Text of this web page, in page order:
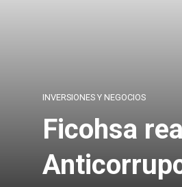
INVERSIONES Y NEGOCIOS
Ficohsa